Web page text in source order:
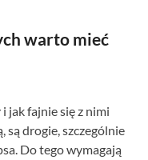
warto mieć
jak fajnie się z nimi
są drogie, szczególnie
Do tego wymagają